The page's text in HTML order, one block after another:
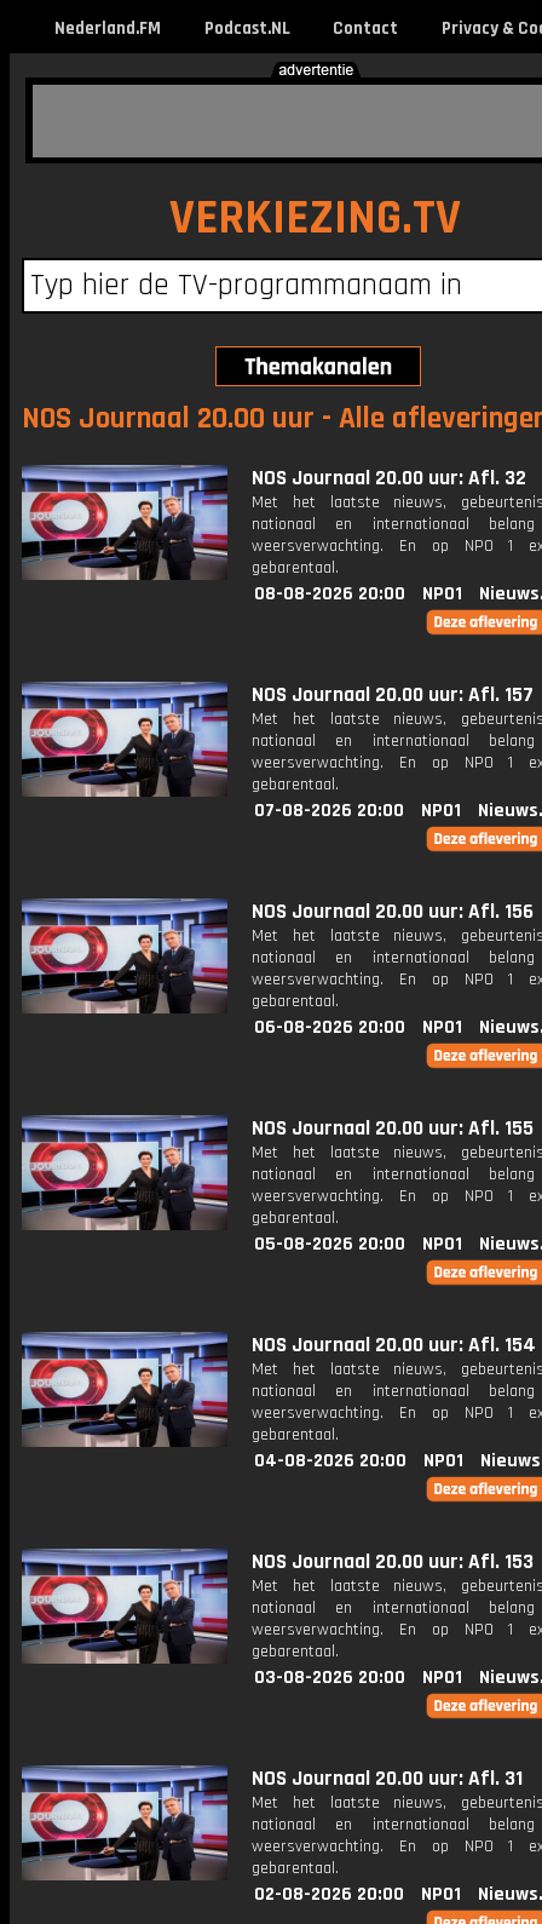
Nederland.FM Podcast.NL Contact Privacy &
VERKIEZING.TV
NOS Journaal 20.00 uur - Alle
NOS Journaal 20.00 uur: Afl. 32
Met het laatste nieuws,
nationaal en internationaal
weersverwachting. En op NPO 1
gebarentaal.
08-08-2026 20:00 NPO1
NOS Journaal 20.00 uur: Afl. 157
Met het laatste nieuws,
nationaal en internationaal
weersverwachting. En op NPO 1
gebarentaal.
07-08-2026 20:00 NPO1
NOS Journaal 20.00 uur: Afl. 156
Met het laatste nieuws,
nationaal en internationaal
weersverwachting. En op NPO 1
gebarentaal.
06-08-2026 20:00 NPO1
NOS Journaal 20.00 uur: Afl. 155
Met het laatste nieuws,
nationaal en internationaal
weersverwachting. En op NPO 1
gebarentaal.
05-08-2026 20:00 NPO1
NOS Journaal 20.00 uur: Afl. 154
Met het laatste nieuws,
nationaal en internationaal
weersverwachting. En op NPO 1
gebarentaal.
04-08-2026 20:00 NPO1
NOS Journaal 20.00 uur: Afl. 153
Met het laatste nieuws,
nationaal en internationaal
weersverwachting. En op NPO 1
gebarentaal.
03-08-2026 20:00 NPO1
NOS Journaal 20.00 uur: Afl. 31
Met het laatste nieuws,
nationaal en internationaal
weersverwachting. En op NPO 1
gebarentaal.
02-08-2026 20:00 NPO1